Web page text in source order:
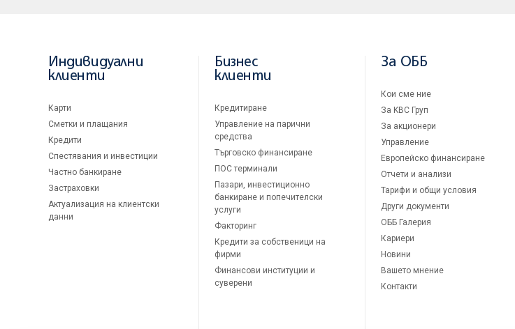
Индивидуални
клиенти
Карти
Сметки и плащания
Кредити
Спестявания и инвестиции
Частно банкиране
Застраховки
Актуализация на клиентски
данни
Бизнес
клиенти
Кредитиране
Управление на парични
средства
Търговско финансиране
ПОС терминали
Пазари, инвестиционно
банкиране и попечителски
услуги
Факторинг
Кредити за собственици на
фирми
Финансови институции и
суверени
За ОББ
Кои сме ние
За KBC Груп
За акционери
Управление
Европейско финансиране
Отчети и анализи
Тарифи и общи условия
Други документи
ОББ Галерия
Кариери
Новини
Вашето мнение
Контакти